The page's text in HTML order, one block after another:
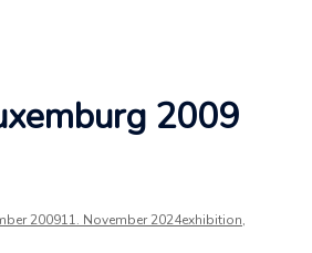
2009
200911. November 2024exhibition,